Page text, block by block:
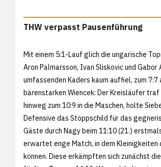
THW verpasst Pausenführung
Mit einem 5:1-Lauf glich die ungarische
Aron Palmarsson, Ivan Sliskovic und
umfassenden Kaders kaum auffiel, zum
bärenstarken Wiencek: Der Kreisläufer
hinweg zum 10:9 in die Maschen, holte
Defensive das Stoppschild für das
Gäste durch Nagy beim 11:10 (21.)
erwartet enge Match, in dem Kleinigkeiten
können. Diese erkämpften sich zunächst